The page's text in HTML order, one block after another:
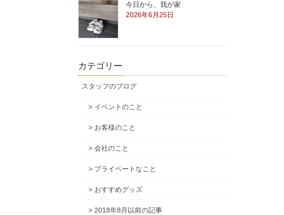
今日から、我が家
2026年6月25日
カテゴリー
スタッフのブログ
> イベントのこと
> お客様のこと
> 会社のこと
> プライベートなこと
> おすすめグッズ
> 2018年8月以前の記事